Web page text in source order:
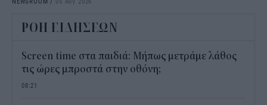
ΡΟΗ ΕΙΔΗΣΕΩΝ
Screen time στα παιδιά: Μήπως μετράμε λάθος
τις ώρες μπροστά στην οθόνη;
08:21